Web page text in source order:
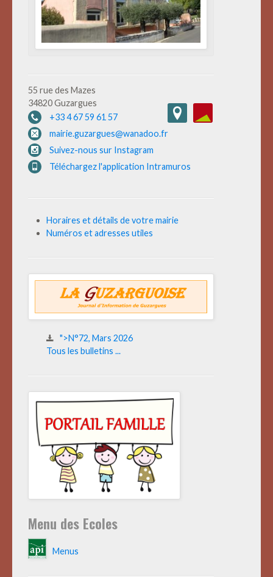
55 rue des Mazes
34820 Guzargues
+33 4 67 59 61 57
mairie.guzargues@wanadoo.fr
Suivez-nous sur Instagram
Téléchargez l'application Intramuros
Horaires et détails de votre mairie
Numéros et adresses utiles
">N°72, Mars 2026
Tous les bulletins ...
Menu des Ecoles
Menus